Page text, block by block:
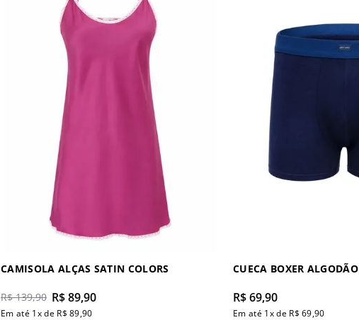
CAMISOLA ALÇAS SATIN COLORS
R$ 139,90 R$89,90
Em até 1x de R$ 89,90
CUECA BOXER ALGODÃO
R$69,90
Em até 1x de R$ 69,90